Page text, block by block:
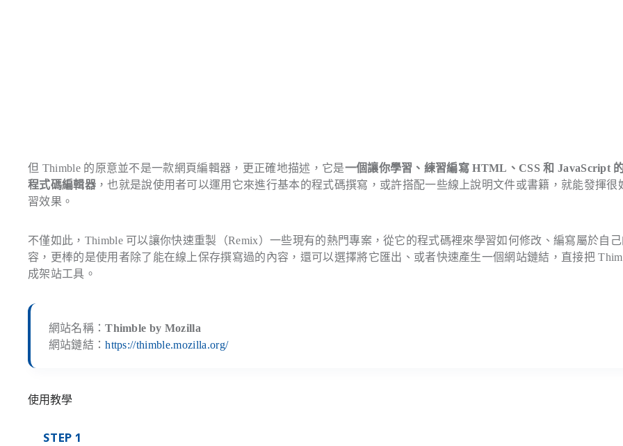
但 Thimble 的原意並不是一款網頁編輯器，更正確地描述，它是一個讓你學習、練習編寫 HTML、CSS 和 JavaScript
程式碼編輯器，也就是說使用者可以運用它來進行基本的程式碼撰寫，或許搭配一些線上說明文件或書籍，就能發揮很
習效果。
不僅如此，Thimble 可以讓你快速重製（Remix）一些現有的熱門專案，從它的程式碼裡來學習如何修改、編寫屬於自己
容，更棒的是使用者除了能在線上保存撰寫過的內容，還可以選擇將它匯出、或者快速產生一個網站鏈結，直接把
成架站工具。
網站名稱：Thimble by Mozilla
網站鏈結：https://thimble.mozilla.org/
使用教學
STEP 1